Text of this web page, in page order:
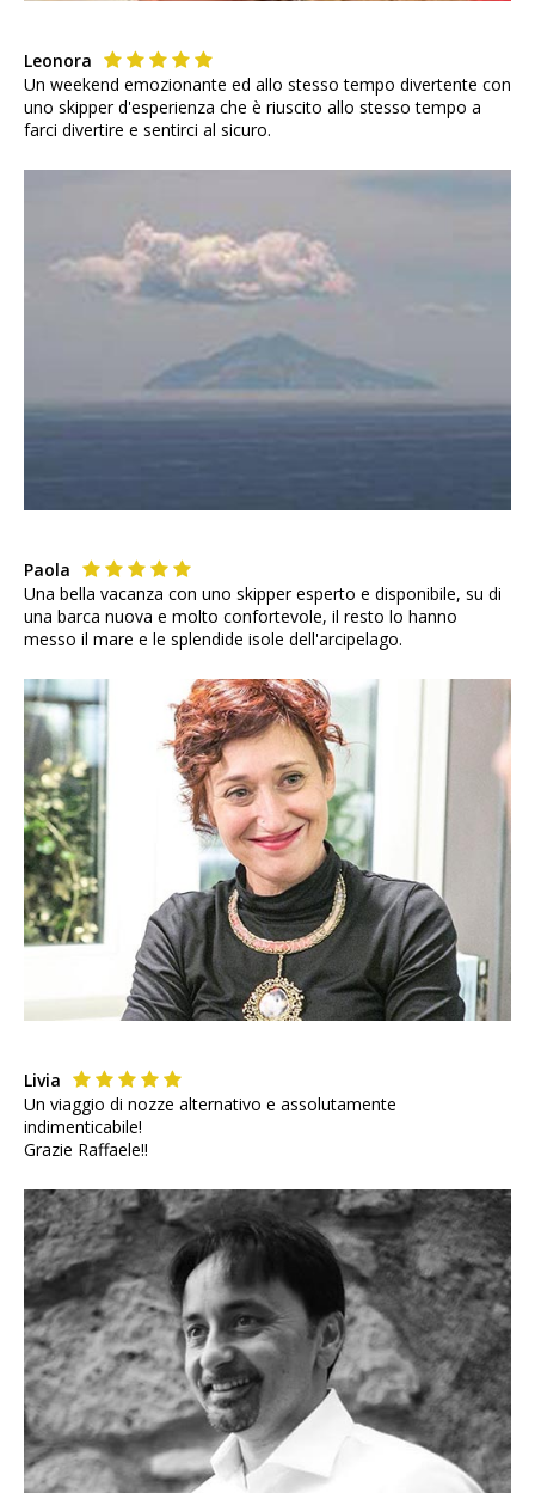
Leonora
Un weekend emozionante ed allo stesso tempo divertente con
uno skipper d'esperienza che è riuscito allo stesso tempo a
farci divertire e sentirci al sicuro.
Paola
Una bella vacanza con uno skipper esperto e disponibile, su di
una barca nuova e molto confortevole, il resto lo hanno
messo il mare e le splendide isole dell'arcipelago.
Livia
Un viaggio di nozze alternativo e assolutamente
indimenticabile!
Grazie Raffaele!!